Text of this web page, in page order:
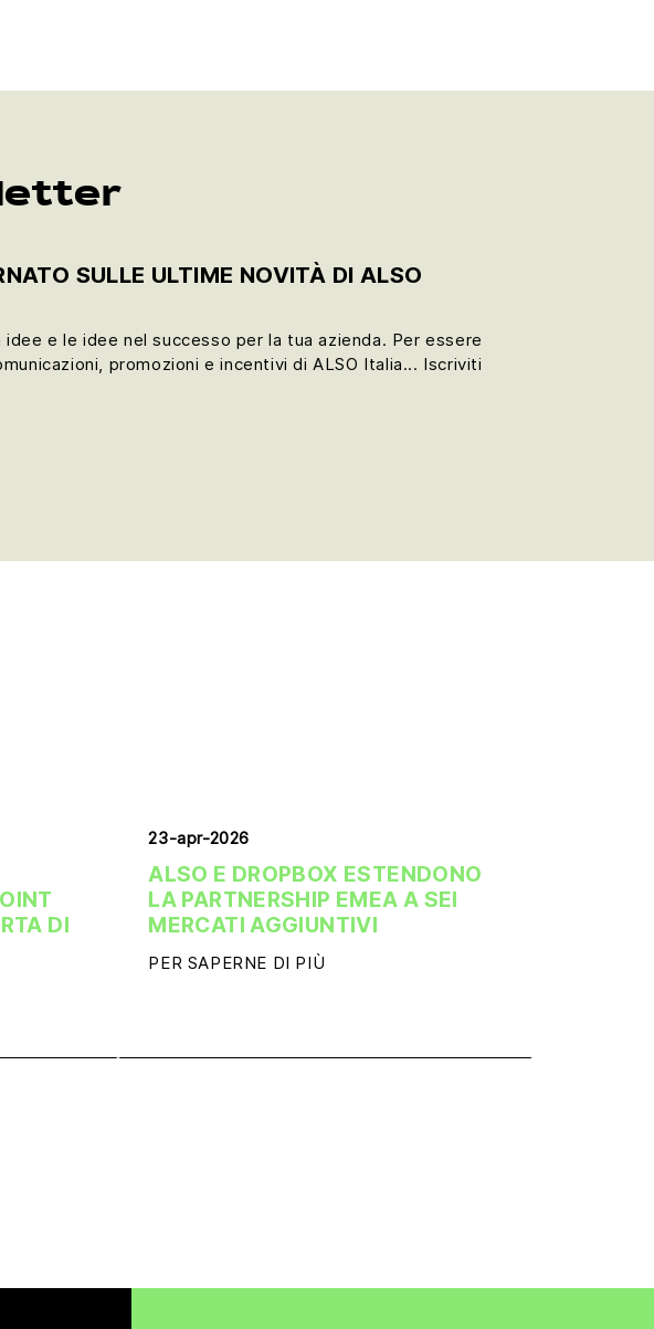
SULLE ULTIME NOVITÀ DI ALSO
e le idee nel successo per la tua azienda. Per essere
promozioni e incentivi di ALSO Italia... Iscriviti
DI
23-apr-2026
ALSO E DROPBOX ESTENDONO
LA PARTNERSHIP EMEA A SEI
MERCATI AGGIUNTIVI
PER SAPERNE DI PIÙ